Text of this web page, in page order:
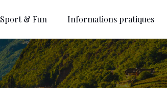
Sport & Fun Informations pratiques